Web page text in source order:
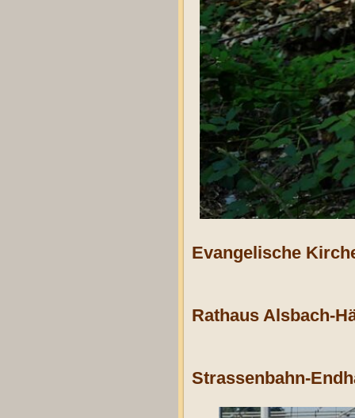
Evangelische
Rathaus Alsbach-
Strassenbahn-